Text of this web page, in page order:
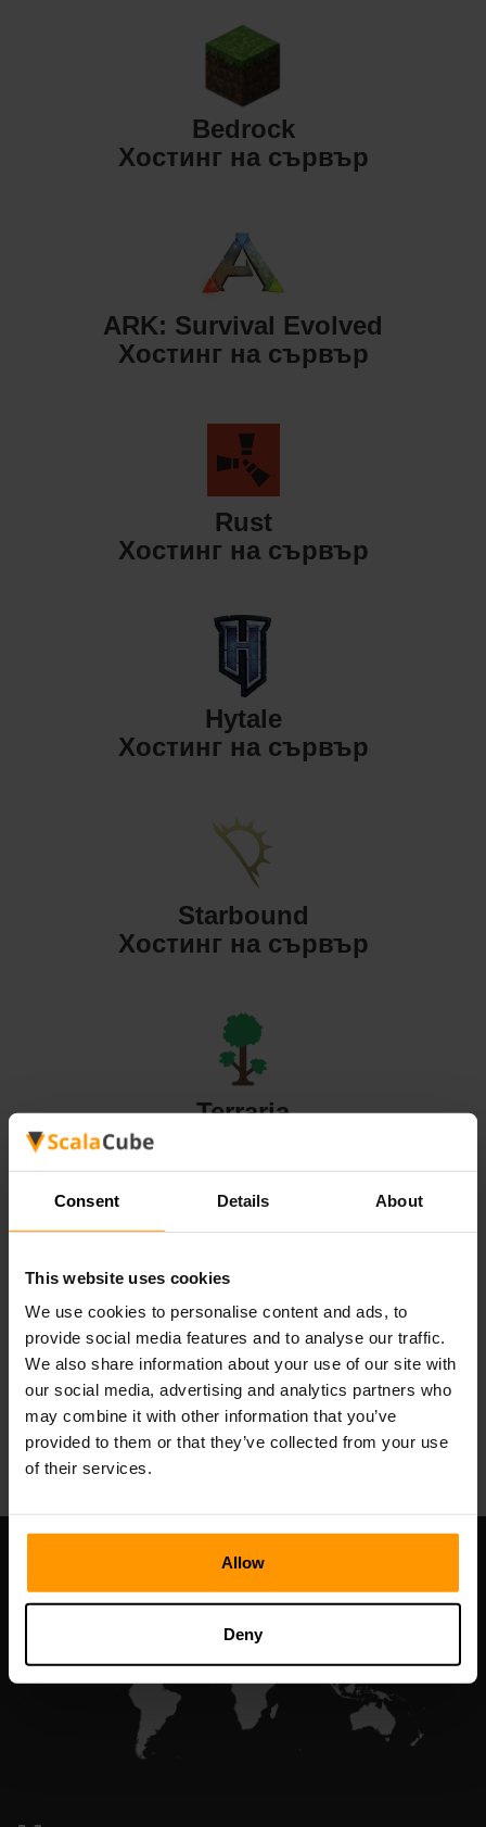
Consent Details About
This website uses cookies
We use cookies to personalise content and ads, to
provide social media features and to analyse our traffic.
We also share information about your use of our site with
our social media, advertising and analytics partners who
may combine it with other information that you’ve
provided to them or that they’ve collected from your use
of their services.
Allow
Deny
Bedrock
Хостинг на сървър
ARK: Survival Evolved
Хостинг на сървър
Rust
Хостинг на сървър
Hytale
Хостинг на сървър
Starbound
Хостинг на сървър
Terraria
Хостинг на сървър
Valheim
Хостинг на сървър
All Games